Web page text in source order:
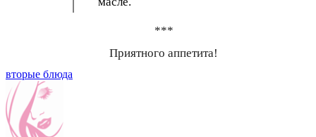
***
Приятного аппетита!
вторые блюда